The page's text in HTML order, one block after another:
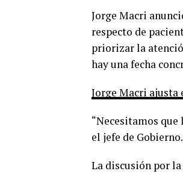
Jorge Macri
respecto de
priorizar la
hay una fecha
Jorge Macri
“Necesitamos
el jefe de Gobierno.
La discusión por